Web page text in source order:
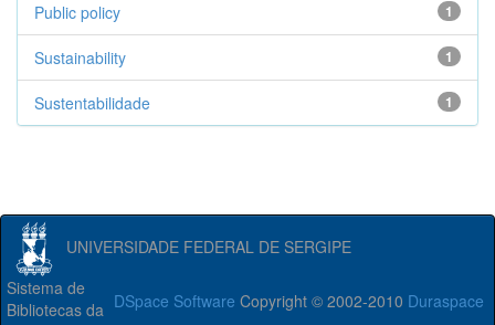
1
Public policy
1
Sustainability
1
Sustentabilidade
UNIVERSIDADE FEDERAL DE SERGIPE
DSpace Software Copyright © 2002-2010 Duraspace
Sistema de
Bibliotecas da